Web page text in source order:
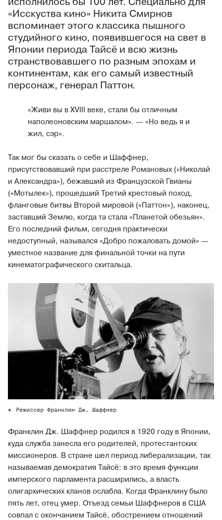
«Исскуства кино» Никита Смирнов
вспоминает этого классика пышного
студийного кино, появившегося на свет в
Японии периода Тайсё и всю жизнь
странствовавшего по разным эпохам и
континентам, как его самый известный
персонаж, генерал Паттон.
«Живи вы в XVIII веке, стали бы отличным
наполеоновским маршалом». — «Но ведь я и
жил, сэр».
Так мог бы сказать о себе и Шаффнер,
присутствовавший при расстреле Романовых («Николай
и Александра»), бежавший из Французской Гвианы
(«Мотылек»), прошедший Третий крестовый поход,
фланговые битвы Второй мировой («Паттон»), наконец,
заставший Землю, когда та стала «Планетой обезьян».
Его последний фильм, сегодня практически
недоступный, назывался «Добро пожаловать домой» —
уместное название для финальной точки на пути
кинематографического скитальца.
Режиссер Франклин Дж. Шаффнер
Франклин Дж. Шаффнер родился в 1920 году в Японии,
куда служба занесла его родителей, протестантских
миссионеров. В стране шел период либерализации, так
называемая демократия Тайсё: в это время функции
имперского парламента расширились, а власть
олигархических кланов ослабла. Когда Франклину было
пять лет, отец умер. Отъезд семьи Шаффнеров в США
совпал с окончанием Тайсё, обострением отношений